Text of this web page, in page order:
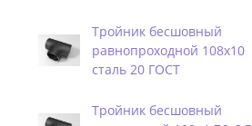
Тройник бесшовный
равнопроходной 108х10
сталь 20 ГОСТ
Тройник бесшовный